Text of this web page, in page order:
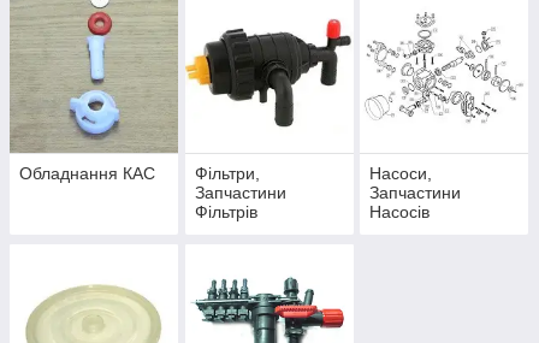
Обладнання КАС
Фільтри,
Запчастини
Фільтрів
Насоси,
Запчастини
Насосів